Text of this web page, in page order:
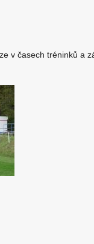
v časech tréninků a